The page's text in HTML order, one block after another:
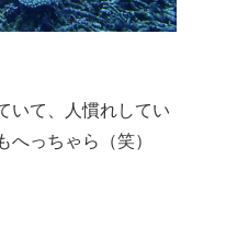
いて、人慣れしてい
へっちゃら（笑）